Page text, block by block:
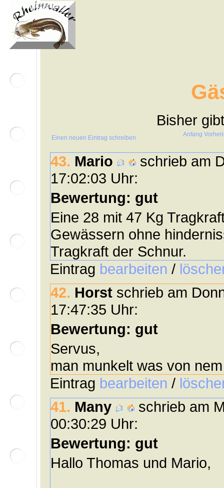
Bisher
Einen neuen Eintrag schreiben Anfang
43. Mario
schrieb am
17:02:03 Uhr:
Bewertung: gut
Eine 28 mit 47 Kg
Gewässern ohne
Tragkraft der Schnur.
Eintrag bearbeiten /
42. Horst schrieb am
17:47:35 Uhr:
Bewertung: gut
Servus,
man munkelt was von
Eintrag bearbeiten /
41. Many
schrieb am
00:30:29 Uhr:
Bewertung: gut
Hallo Thomas und Mario,